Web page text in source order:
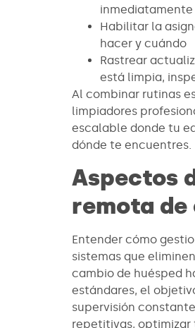
inmediatamente
Habilitar la
hacer y cuándo
Rastrear
está limpia,
Al combinar rutinas
limpiadores
escalable donde tu
dónde te encuentres.
Aspectos
remota de
Entender cómo
sistemas que
cambio de huésped
estándares, el
supervisión
repetitivas, optimizar